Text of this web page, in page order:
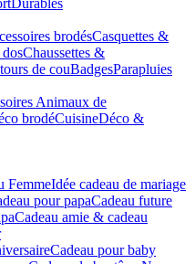
Durables
brodésCasquettes &
dosChaussettes &
de couBadgesParapluies
Animaux de
brodéCuisineDéco &
FemmeIdée cadeau de mariage​
pour papaCadeau future
Cadeau amie & cadeau
Cadeau pour baby